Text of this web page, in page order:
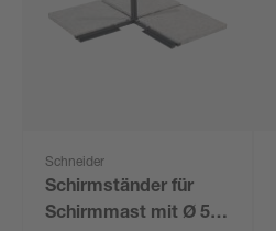
Schneider
Schirmständer für
Schirmmast mit Ø 50